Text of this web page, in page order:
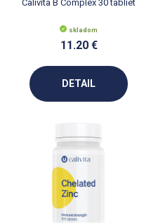
Calivita B Complex 30 tabliet
skladom
11.20 €
DETAIL